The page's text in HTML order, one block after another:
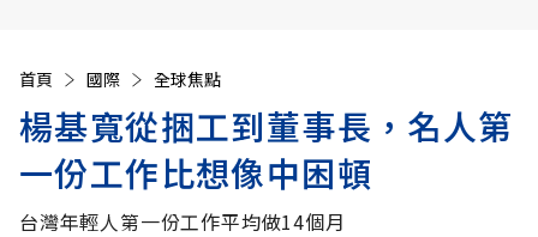
首頁 國際 全球焦點
楊基寬從捆工到董事長，名人第
一份工作比想像中困頓
台灣年輕人第一份工作平均做14個月